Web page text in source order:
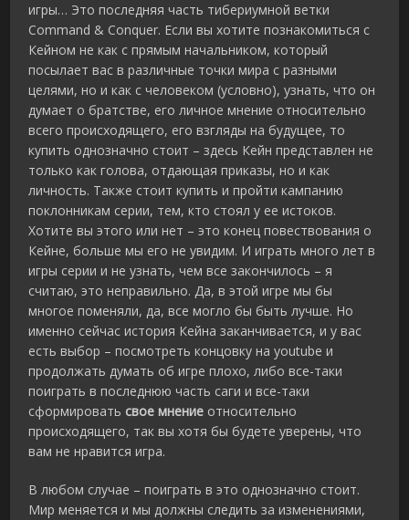
игры… Это последняя часть тибериумной ветки
Command & Conquer. Если вы хотите познакомиться с
Кейном не как с прямым начальником, который
посылает вас в различные точки мира с разными
целями, но и как с человеком (условно), узнать, что он
думает о братстве, его личное мнение относительно
всего происходящего, его взгляды на будущее, то
купить однозначно стоит – здесь Кейн представлен не
только как голова, отдающая приказы, но и как
личность. Также стоит купить и пройти кампанию
поклонникам серии, тем, кто стоял у ее истоков.
Хотите вы этого или нет – это конец повествования о
Кейне, больше мы его не увидим. И играть много лет в
игры серии и не узнать, чем все закончилось – я
считаю, это неправильно. Да, в этой игре мы бы
многое поменяли, да, все могло бы быть лучше. Но
именно сейчас история Кейна заканчивается, и у вас
есть выбор – посмотреть концовку на youtube и
продолжать думать об игре плохо, либо все-таки
поиграть в последнюю часть саги и все-таки
сформировать свое мнение относительно
происходящего, так вы хотя бы будете уверены, что
вам не нравится игра.
В любом случае – поиграть в это однозначно стоит.
Мир меняется и мы должны следить за изменениями,